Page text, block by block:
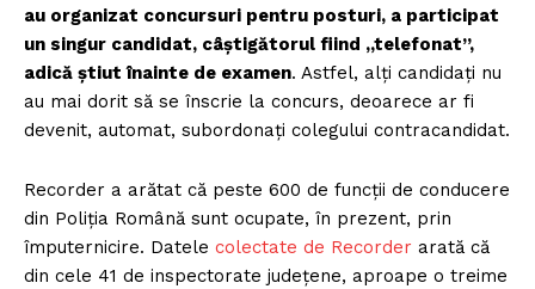
au organizat concursuri pentru posturi, a participat
un singur candidat, câștigătorul fiind „telefonat”,
adică știut înainte de examen. Astfel, alți candidați nu
au mai dorit să se înscrie la concurs, deoarece ar fi
devenit, automat, subordonați colegului contracandidat.
Recorder a arătat că peste 600 de funcții de conducere
din Poliția Română sunt ocupate, în prezent, prin
împuternicire. Datele colectate de Recorder arată că
din cele 41 de inspectorate județene, aproape o treime